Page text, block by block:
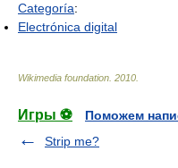
Categoría:
Electrónica digital
Wikimedia foundation 2010
Игры ⚽
Поможем
Strip me?